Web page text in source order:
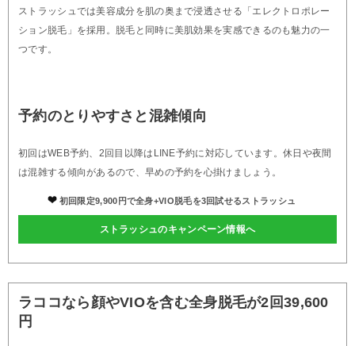
ストラッシュでは美容成分を肌の奥まで浸透させる「エレクトロポレー
ション脱毛」を採用。脱毛と同時に美肌効果を実感できるのも魅力の一
つです。
予約のとりやすさと混雑傾向
初回はWEB予約、2回目以降はLINE予約に対応しています。休日や夜間
は混雑する傾向があるので、早めの予約を心掛けましょう。
初回限定9,900円で全身+VIO脱毛を3回試せるストラッシュ
ストラッシュのキャンペーン情報へ
ラココなら顔やVIOを含む全身脱毛が2回39,600
円